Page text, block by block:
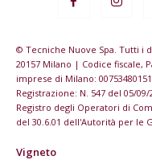
© Tecniche Nuove Spa. Tutti i
20157 Milano | Codice fiscale,
imprese di Milano: 00753480151
Registrazione: N. 547 del 05/
Registro degli Operatori di
del 30.6.01 dell'Autorità per le
Vigneto